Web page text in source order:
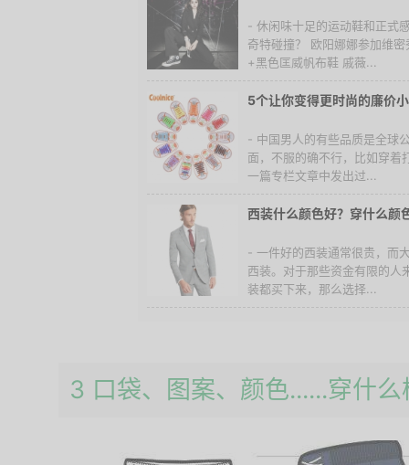
- 休闲味十足的运动鞋和正式
奇特碰撞？ 欧阳娜娜参加维
+黑色匡威帆布鞋 戚薇...
5个让你变得更时尚的廉价
- 中国男人的有些品质是全球
面，不服的确不行，比如穿
一篇专栏文章中发出过...
西装什么颜色好？穿什么颜
- 一件好的西装通常很贵，而
西装。对于那些资金有限的人
装都买下来，那么选择...
3 口袋、图案、颜色......穿什